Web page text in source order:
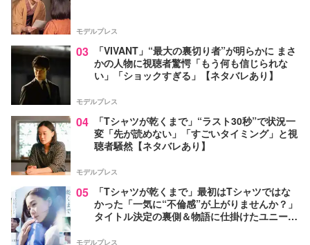
モデルプレス
03
「VIVANT」“最大の裏切り者”が明らかに まさ
かの人物に視聴者驚愕「もう何も信じられな
い」「ショックすぎる」【ネタバレあり】
モデルプレス
04
「Tシャツが乾くまで」“ラスト30秒”で状況一
変「先が読めない」「すごいタイミング」と視
聴者騒然【ネタバレあり】
モデルプレス
05
「Tシャツが乾くまで」最初はTシャツではな
かった「一気に“不倫感”が上がりませんか？」
タイトル決定の裏側＆物語に仕掛けたユニーク
モデルプレス